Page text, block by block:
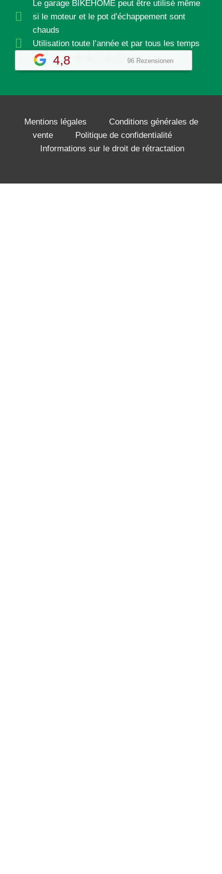
Le garage BIKEHOME peut être utilisé même
si le moteur et le pot d’échappement sont
chauds
Utilisation toute l’année et par tous les temps
4,8 96 Rezensionen
Mentions légales
Conditions générales de
vente
Politique de confidentialité
Informations sur le droit de rétractation